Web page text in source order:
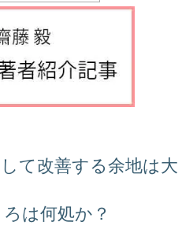
て改善する余地は大
は何処か？